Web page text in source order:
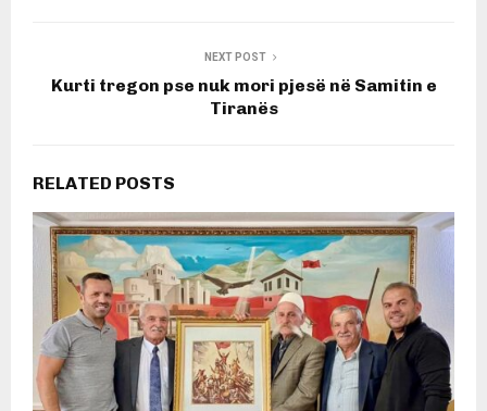
NEXT POST
Kurti tregon pse nuk mori pjesë në Samitin e
Tiranës
RELATED POSTS